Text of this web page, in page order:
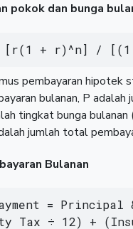
pokok dan bunga
[r(1 + r)^n] /
pembayaran hipotek
bulanan, P adalah
tingkat bunga bulanan
jumlah total
Bulanan
=
Tax ÷ 12) +